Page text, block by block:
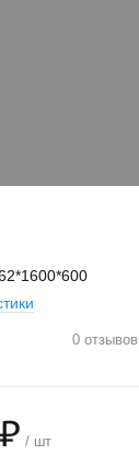
0 отзывов
/ шт